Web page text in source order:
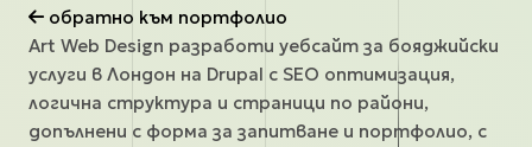
обратно към портфолио
Art Web Design разработи уебсайт за бояджийски
услуги в Лондон на Drupal с SEO оптимизация,
логична структура и страници по райони,
допълнени с форма за запитване и портфолио, с